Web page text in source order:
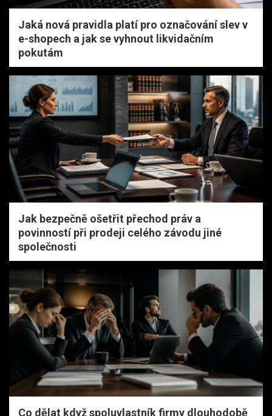
Jaká nová pravidla platí pro označování slev v
e-shopech a jak se vyhnout likvidačním
pokutám
Jak bezpečně ošetřit přechod práv a
povinností při prodeji celého závodu jiné
společnosti
Co dělat když spoluvlastník firmy dlouhodobě